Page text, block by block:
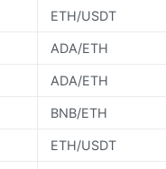
ETH/USDT
ADA/ETH
ADA/ETH
BNB/ETH
ETH/USDT